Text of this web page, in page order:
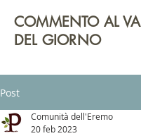
COMMENTO AL
DEL GIORNO
Post
Comunità dell'Eremo
20 feb 2023